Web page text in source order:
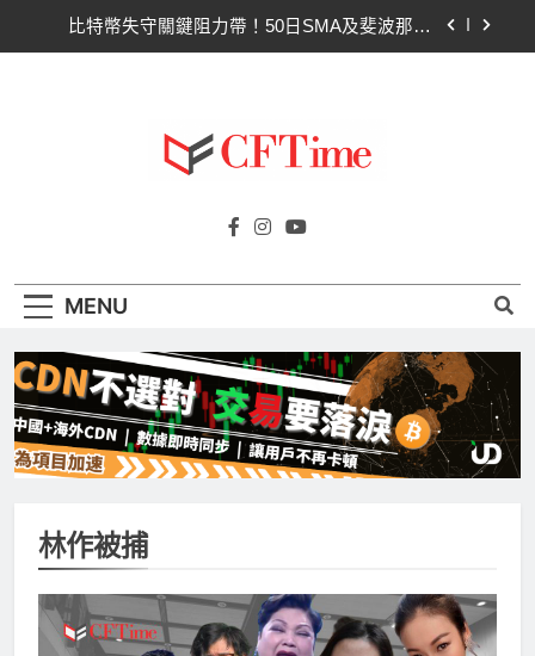
比特幣失守關鍵阻力帶！50日SMA及斐波那契
Circle Q2逆轉虧損 惟遭摩根士丹利狠砍目標價 市
場聚焦流通量萎縮
比特幣失守關鍵阻力帶！50日SMA及斐波那契
CLARITY法案道德條款談判陷僵局！Warren正式
場聚焦流通量萎縮
CLARITY法案60票門檻仍差關鍵缺口！民主黨七
參議員聯合聲明：現有提案尚未準備好
Cftime.io
AI（ChatGPT）、區塊鏈、NFT、加密貨
MENU
林作被捕